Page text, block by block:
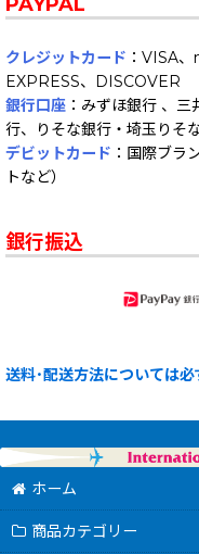
PAYPAL
クレジットカード ：VISA
EXPRESS、DISCOVER
銀行口座 ：みずほ銀行 、
行、りそな銀行・埼玉りそ
デビットカード ：国際ブラ
トなど）
銀行振込
送料･配送方法については必
ホーム
商品カテゴリー